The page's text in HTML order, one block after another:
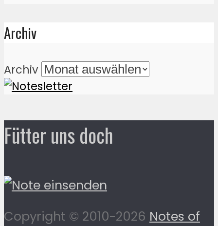
Archiv
Archiv
Fütter uns doch
Copyright © 2010-2026 Notes of